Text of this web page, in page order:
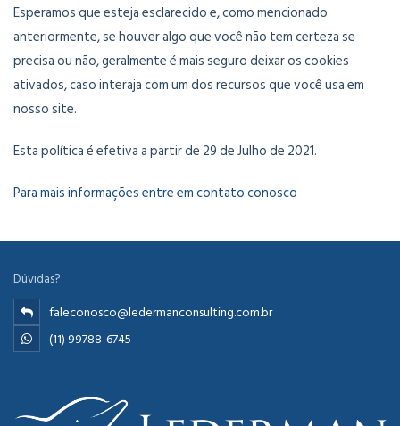
Esperamos que esteja esclarecido e, como mencionado
anteriormente, se houver algo que você não tem certeza se
precisa ou não, geralmente é mais seguro deixar os cookies
ativados, caso interaja com um dos recursos que você usa em
nosso site.
Esta política é efetiva a partir de 29 de Julho de 2021.
Para mais informações entre em contato conosco
Dúvidas?
faleconosco@ledermanconsulting.com.br
(11) 99788-6745